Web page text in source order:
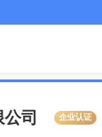
司 企业认证